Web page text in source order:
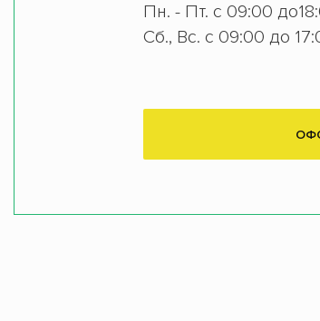
Пн. - Пт. с 09:00
Сб., Вс. с 09:00 до